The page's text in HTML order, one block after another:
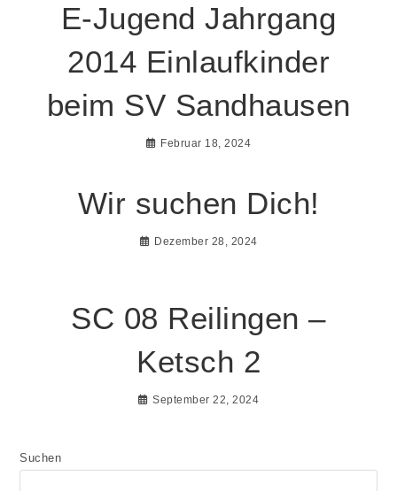
E-Jugend Jahrgang
2014 Einlaufkinder
beim SV Sandhausen
Februar 18, 2024
Wir suchen Dich!
Dezember 28, 2024
SC 08 Reilingen –
Ketsch 2
September 22, 2024
Suchen